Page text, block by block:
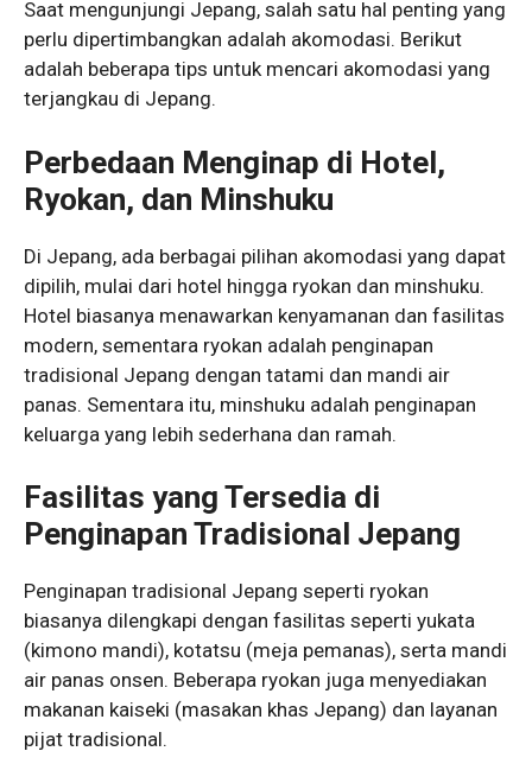
Saat mengunjungi Jepang, salah satu hal penting yang
perlu dipertimbangkan adalah akomodasi. Berikut
adalah beberapa tips untuk mencari akomodasi yang
terjangkau di Jepang.
Perbedaan Menginap di Hotel,
Ryokan, dan Minshuku
Di Jepang, ada berbagai pilihan akomodasi yang dapat
dipilih, mulai dari hotel hingga ryokan dan minshuku.
Hotel biasanya menawarkan kenyamanan dan fasilitas
modern, sementara ryokan adalah penginapan
tradisional Jepang dengan tatami dan mandi air
panas. Sementara itu, minshuku adalah penginapan
keluarga yang lebih sederhana dan ramah.
Fasilitas yang Tersedia di
Penginapan Tradisional Jepang
Penginapan tradisional Jepang seperti ryokan
biasanya dilengkapi dengan fasilitas seperti yukata
(kimono mandi), kotatsu (meja pemanas), serta mandi
air panas onsen. Beberapa ryokan juga menyediakan
makanan kaiseki (masakan khas Jepang) dan layanan
pijat tradisional.